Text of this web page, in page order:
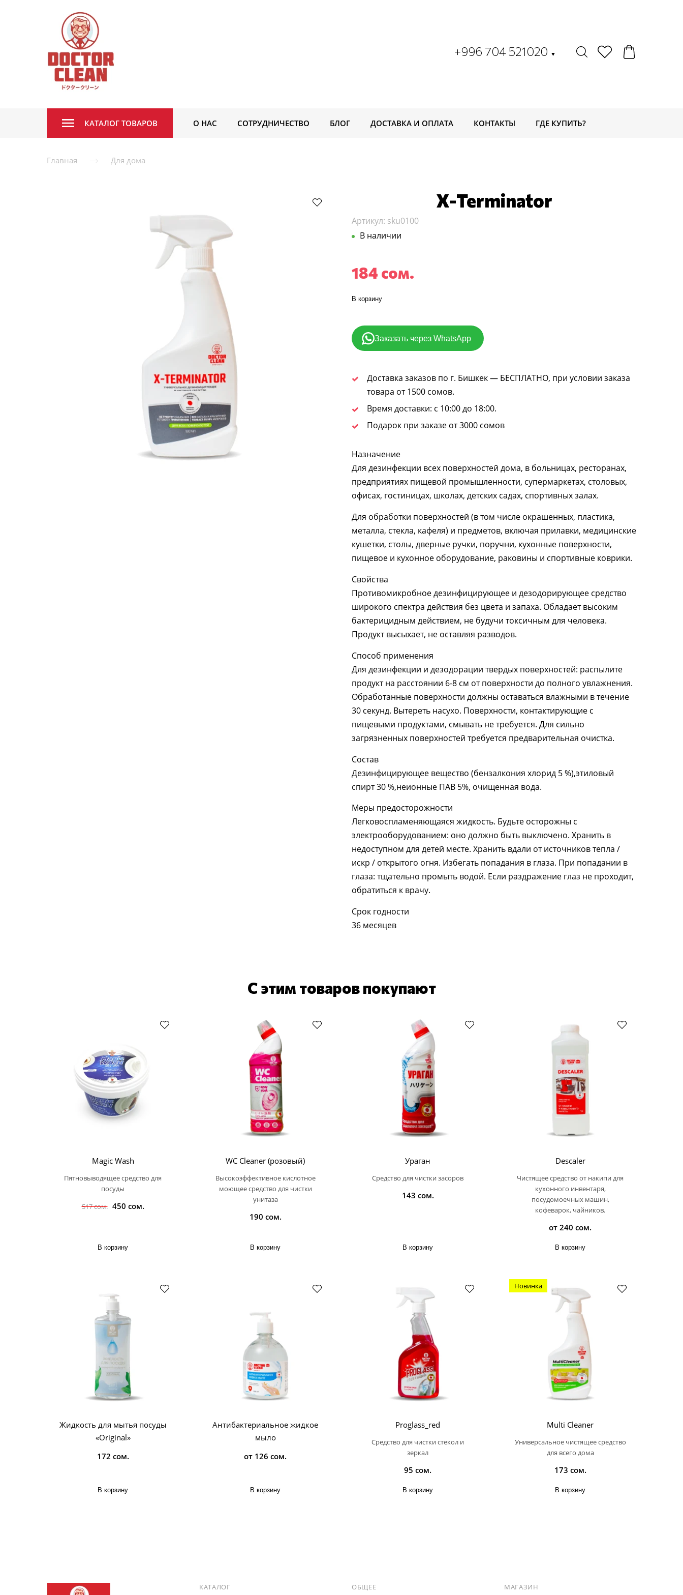
+996 704 521020 ▼
КАТАЛОГ ТОВАРОВ О НАС СОТРУДНИЧЕСТВО БЛОГ ДОСТАВКА И ОПЛАТА КОНТАКТЫ ГДЕ КУПИТЬ?
Главная Для дома
X-Terminator
Артикул: sku0100
В наличии
184 сом.
В корзину
Заказать через WhatsApp
Доставка заказов по г. Бишкек — БЕСПЛАТНО, при условии заказа
товара от 1500 сомов.
Время доставки: с 10:00 до 18:00.
Подарок при заказе от 3000 сомов
Назначение
Для дезинфекции всех поверхностей дома, в больницах, ресторанах,
предприятиях пищевой промышленности, супермаркетах, столовых,
офисах, гостиницах, школах, детских садах, спортивных залах.
Для обработки поверхностей (в том числе окрашенных, пластика,
металла, стекла, кафеля) и предметов, включая прилавки, медицинские
кушетки, столы, дверные ручки, поручни, кухонные поверхности,
пищевое и кухонное оборудование, раковины и спортивные коврики.
Свойства
Противомикробное дезинфицирующее и дезодорирующее средство
широкого спектра действия без цвета и запаха. Обладает высоким
бактерицидным действием, не будучи токсичным для человека.
Продукт высыхает, не оставляя разводов.
Способ применения
Для дезинфекции и дезодорации твердых поверхностей: распылите
продукт на расстоянии 6-8 см от поверхности до полного увлажнения.
Обработанные поверхности должны оставаться влажными в течение
30 секунд. Вытереть насухо. Поверхности, контактирующие с
пищевыми продуктами, смывать не требуется. Для сильно
загрязненных поверхностей требуется предварительная очистка.
Состав
Дезинфицирующее вещество (бензалкония хлорид 5 %),этиловый
спирт 30 %,неионные ПАВ 5%, очищенная вода.
Меры предосторожности
Легковоспламеняющаяся жидкость. Будьте осторожны с
электрооборудованием: оно должно быть выключено. Хранить в
недоступном для детей месте. Хранить вдали от источников тепла /
искр / открытого огня. Избегать попадания в глаза. При попадании в
глаза: тщательно промыть водой. Если раздражение глаз не проходит,
обратиться к врачу.
Срок годности
36 месяцев
С этим товаров покупают
Magic Wash
Пятновыводящее средство для
посуды
517 сом. 450 сом.
В корзину
WC Cleaner (розовый)
Высокоэффективное кислотное
моющее средство для чистки
унитаза
190 сом.
В корзину
Ураган
Средство для чистки засоров
143 сом.
В корзину
Descaler
Чистящее средство от накипи для
кухонного инвентаря,
посудомоечных машин,
кофеварок, чайников.
от 240 сом.
В корзину
Жидкость для мытья посуды
«Original»
172 сом.
В корзину
Антибактериальное жидкое
мыло
от 126 сом.
В корзину
Proglass_red
Средство для чистки стекол и
зеркал
95 сом.
В корзину
Новинка
Multi Cleaner
Универсальное чистящее средство
для всего дома
173 сом.
В корзину
КАТАЛОГ ОБЩЕЕ МАГАЗИН